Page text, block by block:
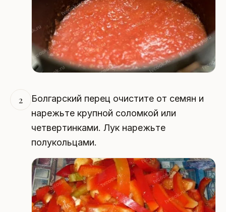
2
Болгарский перец очистите от семян и
нарежьте крупной соломкой или
четвертинками. Лук нарежьте
полукольцами.